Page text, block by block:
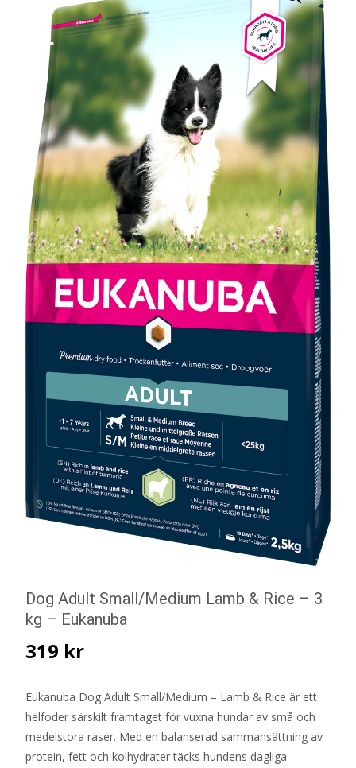
Dog Adult Small/Medium Lamb & Rice – 3
kg – Eukanuba
319 kr
Eukanuba Dog Adult Small/Medium – Lamb & Rice är ett
helfoder särskilt framtaget för vuxna hundar av små och
medelstora raser. Med en balanserad sammansättning av
protein, fett och kolhydrater täcks hundens dagliga